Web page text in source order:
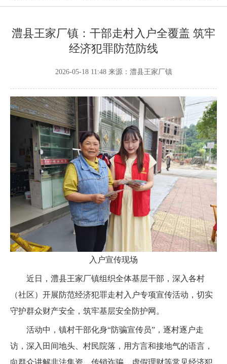
澧县王家厂镇：干部走村入户全覆盖 筑牢
经济犯罪防范防线
2026-05-18 11:48 来源：澧县王家厂镇
入户宣传现场
近日，澧县王家厂镇组织全体基层干部，深入各村
（社区）开展防范经济犯罪走村入户专项宣传活动，切实
守护群众财产安全，筑牢基层安全防护网。
活动中，镇村干部化身“防骗宣传员”，逐村逐户走
访，深入田间地头、村民院落，用方言和接地气的语言，
向群众讲解非法集资、传销诈骗、虚假理财等常见经济犯